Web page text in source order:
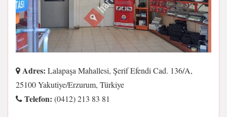
Adres: Lalapaşa Mahallesi, Şerif Efendi Cad. 136/A,
25100 Yakutiye/Erzurum, Türkiye
Telefon: (0412) 213 83 81